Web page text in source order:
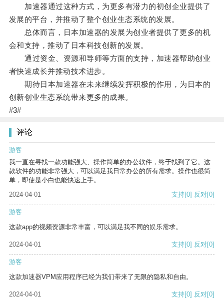
加速器通过这种方式，为更多有潜力的初创企业提供了
发展的平台，并推动了整个创业生态系统的发展。
总体而言，日本加速器的发展为创业者提供了更多的机
会和支持，推动了日本科技创新的发展。
通过资金、资源和导师等方面的支持，加速器帮助创业
者快速成长并推动技术进步。
期待日本加速器在未来继续发挥积极的作用，为日本的
创新创业生态系统带来更多的成果。
#3#
评论
游客
我一直在寻找一款功能强大、操作简单的办公软件，终于找到了它。这
款软件的功能非常强大，可以满足我日常办公的所有需求。操作也很简
单，即使是小白也能快速上手。
2024-04-01
支持[0] 反对[0]
游客
这款app的视频资源非常丰富，可以满足我不同的娱乐需求。
2024-04-01 支持[0] 反对[0]
游客
这款加速器VPM应用程序已经为我们带来了无限的隐私和自由。
2024-04-01 支持[0] 反对[0]